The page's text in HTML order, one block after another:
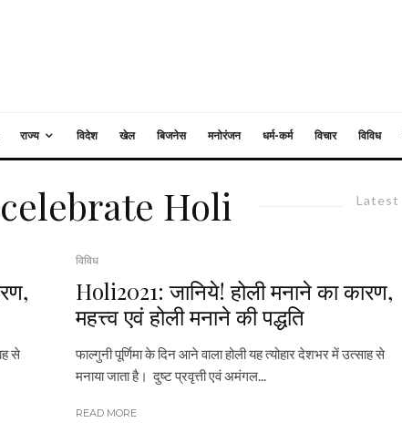
राज्य विदेश खेल बिजनेस मनोरंजन धर्म-कर्म विचार विविध
Latest
Holi
से
विविध
Holi2021: जानिये! होली मनाने का कारण,
महत्त्व एवं होली मनाने की पद्धति
फाल्गुनी पूर्णिमा के दिन आने वाला होली यह त्योहार देशभर में उत्साह से
मनाया जाता है। दुष्ट प्रवृत्ती एवं अमंगल...
READ MORE